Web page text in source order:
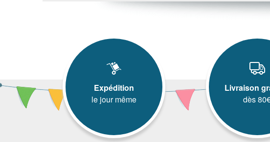
Expédition
le jour même
Livraison
dès